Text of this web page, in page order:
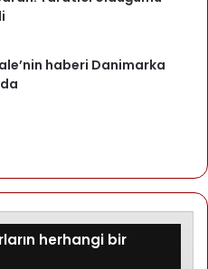
haberi Danimarka
herhangi bir